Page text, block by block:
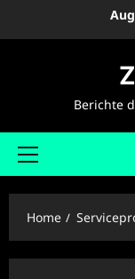
Berichte
Primary
Home